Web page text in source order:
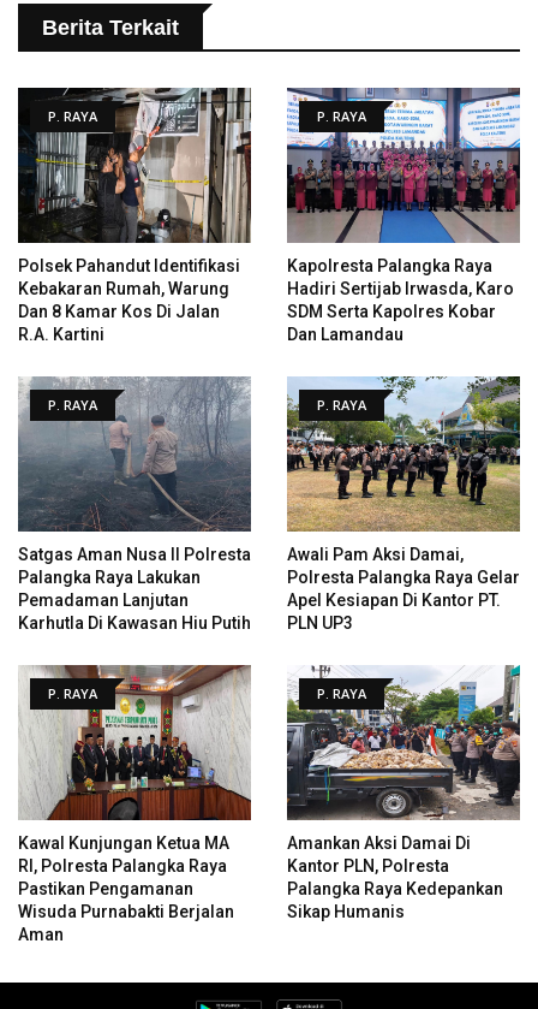
Berita Terkait
P. RAYA
Polsek Pahandut Identifikasi
Kebakaran Rumah, Warung
Dan 8 Kamar Kos Di Jalan
R.A. Kartini
P. RAYA
Kapolresta Palangka Raya
Hadiri Sertijab Irwasda, Karo
SDM Serta Kapolres Kobar
Dan Lamandau
P. RAYA
Satgas Aman Nusa II Polresta
Palangka Raya Lakukan
Pemadaman Lanjutan
Karhutla Di Kawasan Hiu Putih
P. RAYA
Awali Pam Aksi Damai,
Polresta Palangka Raya Gelar
Apel Kesiapan Di Kantor PT.
PLN UP3
P. RAYA
Kawal Kunjungan Ketua MA
RI, Polresta Palangka Raya
Pastikan Pengamanan
Wisuda Purnabakti Berjalan
Aman
P. RAYA
Amankan Aksi Damai Di
Kantor PLN, Polresta
Palangka Raya Kedepankan
Sikap Humanis